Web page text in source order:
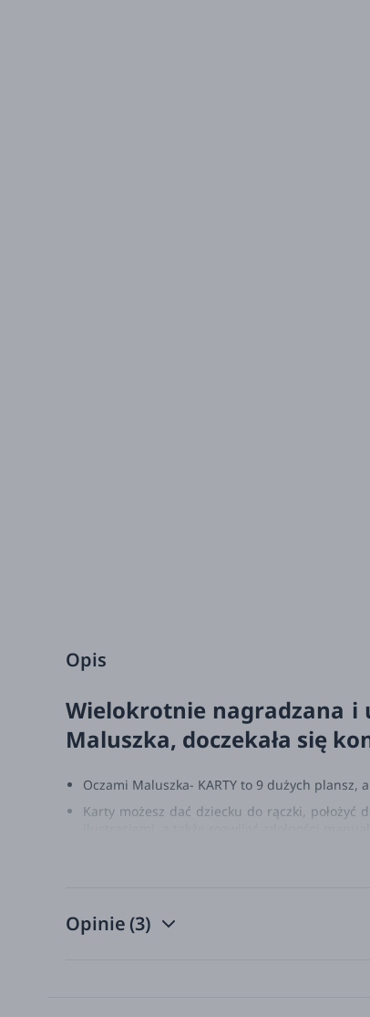
Opis
Wielokrotnie nagradzana i
Maluszka, doczekała się
Oczami Maluszka- KARTY to 9 dużych
Karty możesz dać dziecku do rączki, położyć
Niemowlę na początku swojego życia widzi
Opinie(3)